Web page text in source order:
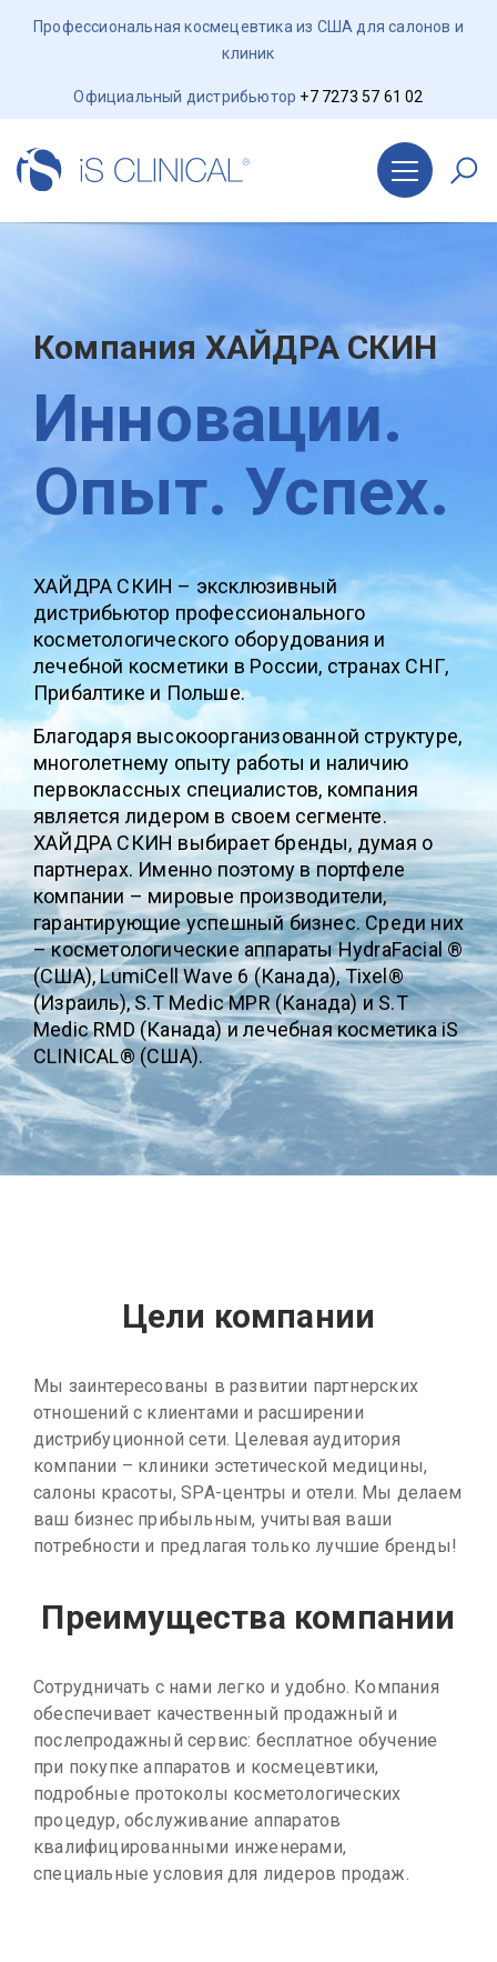
Профессиональная космецевтика из США для салонов и
клиник
Официальный дистрибьютор +7 7273 57 61 02
Компания ХАЙДРА СКИН
Инновации.
Опыт. Успех.
ХАЙДРА СКИН – эксклюзивный
дистрибьютор профессионального
косметологического оборудования и
лечебной косметики в России, странах СНГ,
Прибалтике и Польше.
Благодаря высокоорганизованной структуре,
многолетнему опыту работы и наличию
первоклассных специалистов, компания
является лидером в своем сегменте.
ХАЙДРА СКИН выбирает бренды, думая о
партнерах. Именно поэтому в портфеле
компании – мировые производители,
гарантирующие успешный бизнес. Среди них
– косметологические аппараты HydraFacial ®
(США), LumiCell Wave 6 (Канада), Tixel®
(Израиль), S.T Medic MPR (Канада) и S.T
Medic RMD (Канада) и лечебная косметика iS
CLINICAL® (США).
Цели компании
Мы заинтересованы в развитии партнерских
отношений с клиентами и расширении
дистрибуционной сети. Целевая аудитория
компании – клиники эстетической медицины,
салоны красоты, SPA-центры и отели. Мы делаем
ваш бизнес прибыльным, учитывая ваши
потребности и предлагая только лучшие бренды!
Преимущества компании
Сотрудничать с нами легко и удобно. Компания
обеспечивает качественный продажный и
послепродажный сервис: бесплатное обучение
при покупке аппаратов и космецевтики,
подробные протоколы косметологических
процедур, обслуживание аппаратов
квалифицированными инженерами,
специальные условия для лидеров продаж.